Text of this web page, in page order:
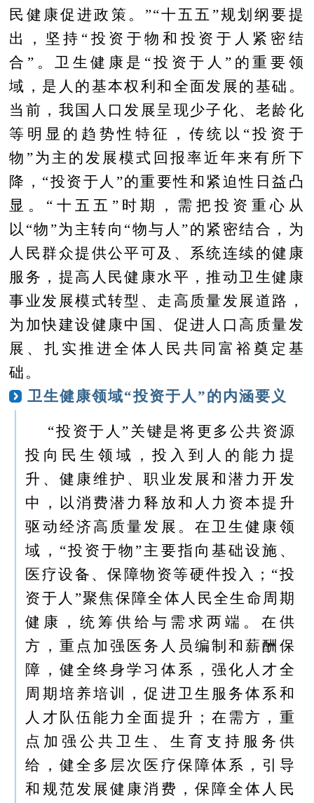
民健康促进政策。”“十五五”规划纲要提
出，坚持“投资于物和投资于人紧密结
合”。卫生健康是“投资于人”的重要领
域，是人的基本权利和全面发展的基础。
当前，我国人口发展呈现少子化、老龄化
等明显的趋势性特征，传统以“投资于
物”为主的发展模式回报率近年来有所下
降，“投资于人”的重要性和紧迫性日益凸
显。“十五五”时期，需把投资重心从
以“物”为主转向“物与人”的紧密结合，为
人民群众提供公平可及、系统连续的健康
服务，提高人民健康水平，推动卫生健康
事业发展模式转型、走高质量发展道路，
为加快建设健康中国、促进人口高质量发
展、扎实推进全体人民共同富裕奠定基
础。
卫生健康领域“投资于人”的内涵要义
“投资于人”关键是将更多公共资源
投向民生领域，投入到人的能力提
升、健康维护、职业发展和潜力开发
中，以消费潜力释放和人力资本提升
驱动经济高质量发展。在卫生健康领
域，“投资于物”主要指向基础设施、
医疗设备、保障物资等硬件投入；“投
资于人”聚焦保障全体人民全生命周期
健康，统筹供给与需求两端。在供
方，重点加强医务人员编制和薪酬保
障，健全终身学习体系，强化人才全
周期培养培训，促进卫生服务体系和
人才队伍能力全面提升；在需方，重
点加强公共卫生、生育支持服务供
给，健全多层次医疗保障体系，引导
和规范发展健康消费，保障全体人民